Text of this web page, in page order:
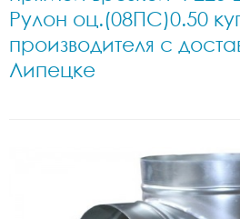
Рулон оц.(08ПС)0.50
производителя с
Липецке